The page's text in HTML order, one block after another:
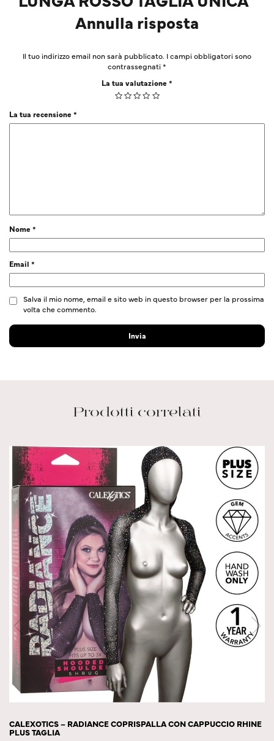
Annulla risposta
Il tuo indirizzo email non sarà pubblicato. I campi obbligatori sono
contrassegnati*
La tua valutazione*
La tua recensione*
Nome*
Email *
Salva il mio nome, email e sito web in questo browser per la prossima
volta che commento.
Prodotti correlati
CALEXOTICS – RADIANCE COPRISPALLA CON CAPPUCCIO RHINE
PLUS TAGLIA